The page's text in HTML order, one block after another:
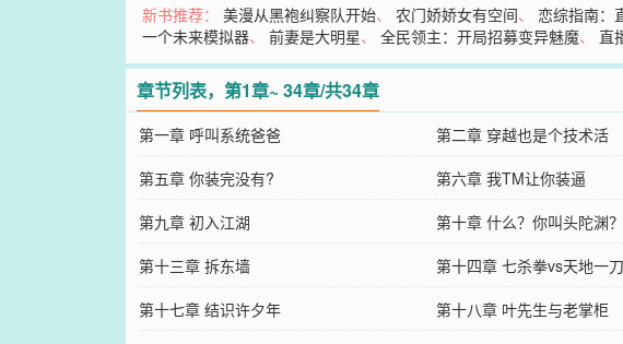
新书推荐：美漫从黑袍纠察队开始、农门娇娇女有空间、 恋综指南：
一个未来模拟器、前妻是大明星、全民领主：开局招募变异魅魔、 直
章节列表，第1章~ 34章/共34章
第一章 呼叫系统爸爸 第二章 穿越也是个技术活
第五章 你装完没有?
第六章 我TM让你装逼
第九章 初入江湖
第十章 什么？你叫头陀渊？
第十三章 拆东墙
第十四章 七杀拳vs天地一
第十七章 结识许夕年
第十八章 叶先生与老掌柜